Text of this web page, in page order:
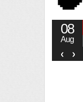
08
Aug
‹ ›